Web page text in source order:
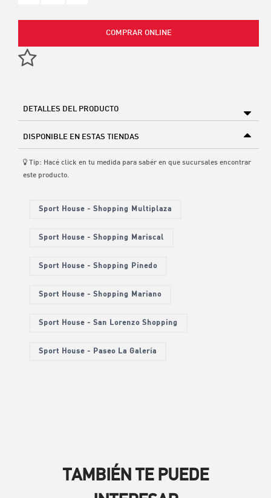
COMPRAR ONLINE
DETALLES DEL PRODUCTO
DISPONIBLE EN ESTAS TIENDAS
Tip: Hacé click en tu medida para sabér en que sucursales encontrar
este producto.
Sport House - Shopping Multiplaza
Sport House - Shopping Mariscal
Sport House - Shopping Pinedo
Sport House - Shopping Mariano
Sport House - San Lorenzo Shopping
Sport House - Paseo La Galería
TAMBIÉN TE PUEDE